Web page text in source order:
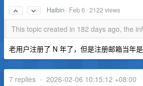
Haibin · Feb 6 · 2122 views
This topic created in 182 days ago, the
老用户注册了 N 年了，但是注册邮箱当年
7 replies • 2026-02-06 10:15:12 +08:00